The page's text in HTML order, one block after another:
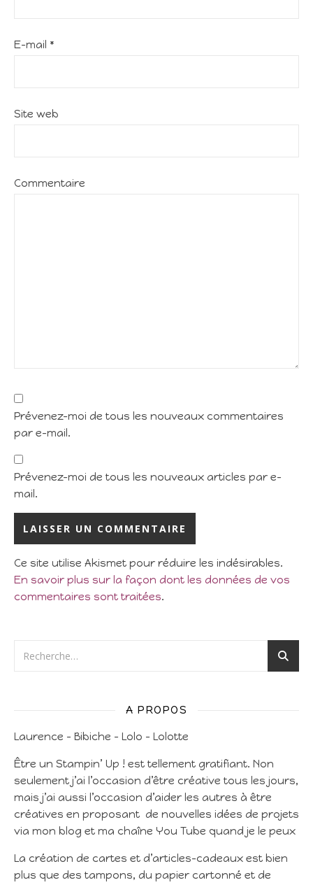
E-mail *
Site web
Commentaire
Prévenez-moi de tous les nouveaux commentaires
par e-mail.
Prévenez-moi de tous les nouveaux articles par e-
mail.
Ce site utilise Akismet pour réduire les indésirables.
En savoir plus sur la façon dont les données de vos
commentaires sont traitées.
A PROPOS
Laurence – Bibiche – Lolo – Lolotte
Être un Stampin’ Up ! est tellement gratifiant. Non
seulement j’ai l’occasion d’être créative tous les jours,
mais j’ai aussi l’occasion d’aider les autres à être
créatives en proposant de nouvelles idées de projets
via mon blog et ma chaîne You Tube quand je le peux
La création de cartes et d’articles-cadeaux est bien
plus que des tampons, du papier cartonné et de